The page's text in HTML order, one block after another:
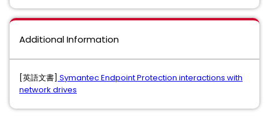
Additional Information
[英語文書] Symantec Endpoint Protection interactions with
network drives